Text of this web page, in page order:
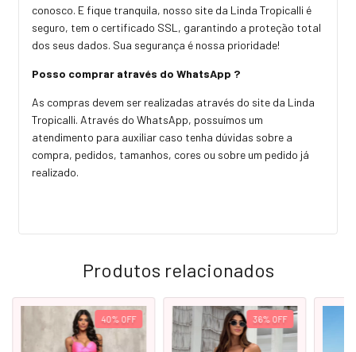
conosco. E fique tranquila, nosso site da Linda Tropicalli é
seguro, tem o certificado SSL, garantindo a proteção total
dos seus dados. Sua segurança é nossa prioridade!
Posso comprar através do WhatsApp ?
As compras devem ser realizadas através do site da Linda
Tropicalli. Através do WhatsApp, possuímos um
atendimento para auxiliar caso tenha dúvidas sobre a
compra, pedidos, tamanhos, cores ou sobre um pedido já
realizado.
Produtos relacionados
40% OFF 36% OFF